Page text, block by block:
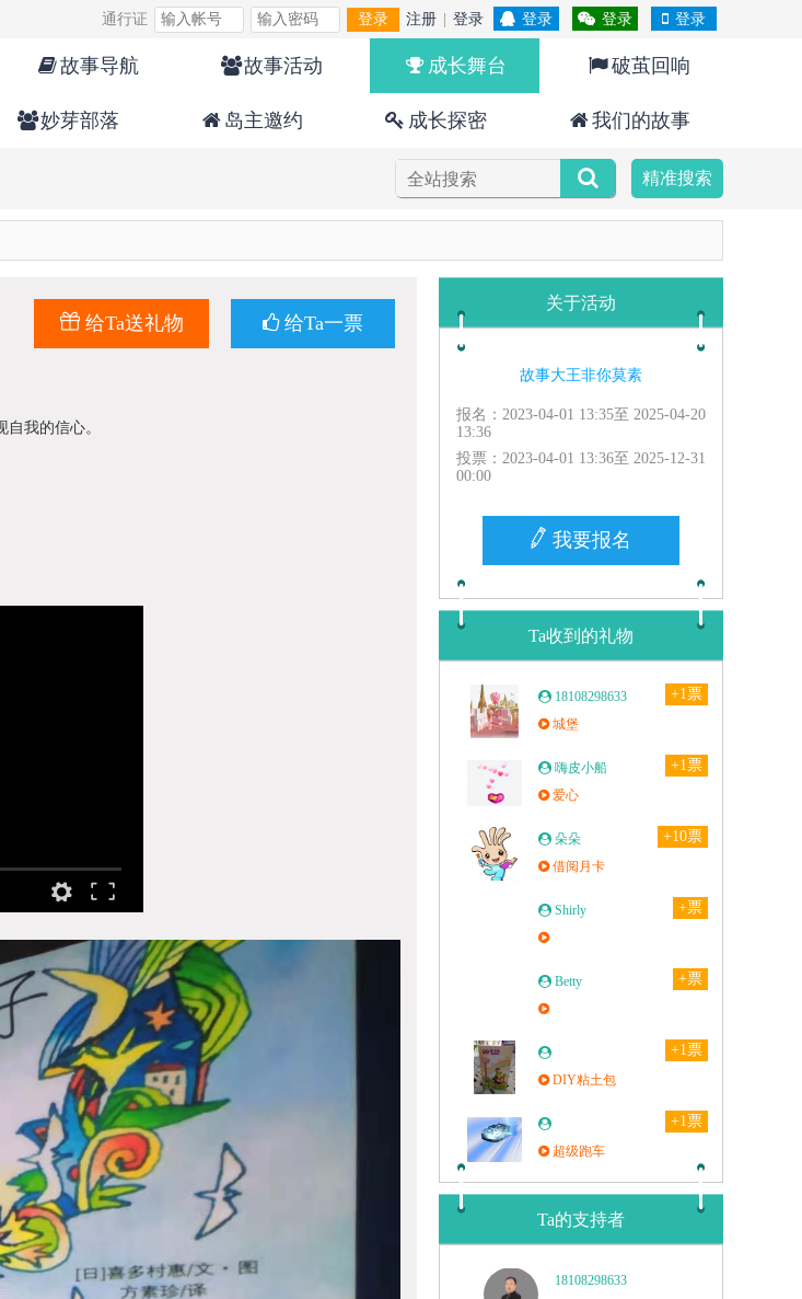
通行证 登录 注册 登录 登录 登录 登录
故事导航 故事活动 成长舞台 破茧回响
妙芽部落 岛主邀约 成长探密 我们的故事
精准搜索
给Ta送礼物 给Ta一票
我的信心。
关于活动
故事大王非你莫素
报名：2023-04-01 13:35至 2025-04-20
13:36
投票：2023-04-01 13:36至 2025-12-31
00:00
我要报名
Ta收到的礼物
+1票
18108298633
城堡
+1票
嗨皮小船
爱心
+10票
朵朵
借阅月卡
+票
Shirly
+票
Betty
+1票
DIY粘土包
+1票
超级跑车
Ta的支持者
18108298633